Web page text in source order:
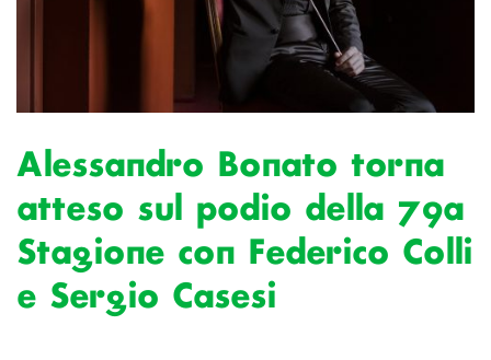
Alessandro Bonato torna
atteso sul podio della 79a
Stagione con Federico Colli
e Sergio Casesi